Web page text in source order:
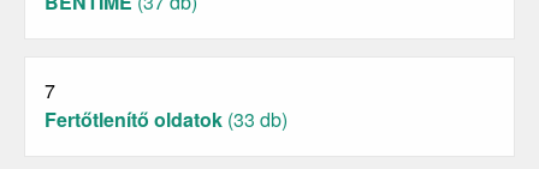
7
Fertőtlenítő oldatok (33 db)